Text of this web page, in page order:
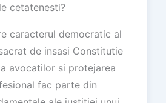
cetatenesti?
caracterul democratic al
de insasi Constitutie
avocatilor si protejarea
fac parte din